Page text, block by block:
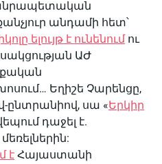
անդամի հետ՝
ելույթ է ունենումու
ԱԺ
Եղիշե Չարենցը,
ընտրանիով, սա «Երկիր
դաջել է.
է Հայաստանի